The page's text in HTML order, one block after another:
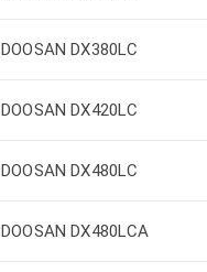
DOOSAN DX380LC
DOOSAN DX420LC
DOOSAN DX480LC
DOOSAN DX480LCA